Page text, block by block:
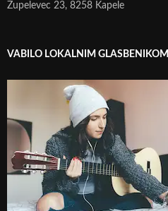
Župelevec 23, 8258 Kapele
VABILO LOKALNIM GLASBENIKOM